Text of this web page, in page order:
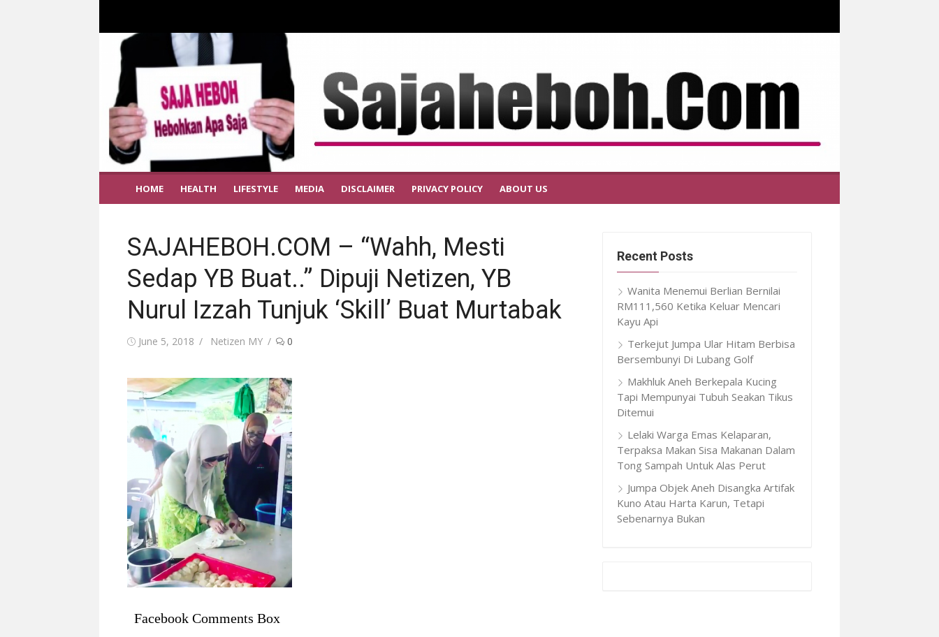
HOME HEALTH LIFESTYLE MEDIA DISCLAIMER PRIVACY POLICY ABOUT US
SAJAHEBOH.COM – “Wahh, Mesti
Sedap YB Buat..” Dipuji Netizen, YB
Nurul Izzah Tunjuk ‘Skill’ Buat Murtabak
Posted
June 5, 2018 Author
Netizen MY 0
Facebook Comments Box
Recent Posts
Wanita Menemui Berlian Bernilai
RM111,560 Ketika Keluar Mencari
Kayu Api
Terkejut Jumpa Ular Hitam Berbisa
Bersembunyi Di Lubang Golf
Makhluk Aneh Berkepala Kucing
Tapi Mempunyai Tubuh Seakan Tikus
Ditemui
Lelaki Warga Emas Kelaparan,
Terpaksa Makan Sisa Makanan Dalam
Tong Sampah Untuk Alas Perut
Jumpa Objek Aneh Disangka Artifak
Kuno Atau Harta Karun, Tetapi
Sebenarnya Bukan